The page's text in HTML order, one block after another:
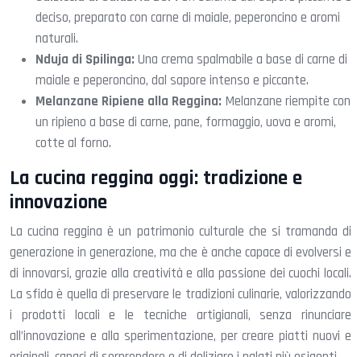
deciso, preparato con carne di maiale, peperoncino e aromi
naturali.
Nduja di Spilinga: Una crema spalmabile a base di carne di
maiale e peperoncino, dal sapore intenso e piccante.
Melanzane Ripiene alla Reggina: Melanzane riempite con
un ripieno a base di carne, pane, formaggio, uova e aromi,
cotte al forno.
La cucina reggina oggi: tradizione e
innovazione
La cucina reggina è un patrimonio culturale che si tramanda di
generazione in generazione, ma che è anche capace di evolversi e
di innovarsi, grazie alla creatività e alla passione dei cuochi locali.
La sfida è quella di preservare le tradizioni culinarie, valorizzando
i prodotti locali e le tecniche artigianali, senza rinunciare
all’innovazione e alla sperimentazione, per creare piatti nuovi e